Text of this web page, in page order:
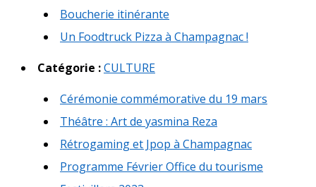
Boucherie itinérante
Un Foodtruck Pizza à Champagnac !
Catégorie :CULTURE
Cérémonie commémorative du 19 mars
Théâtre : Art de yasmina Reza
Rétrogaming et Jpop à Champagnac
Programme Février Office du tourisme